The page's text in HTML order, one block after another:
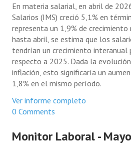
En materia salarial, en abril de
Salarios (IMS) creció 5,1% en
representa un 1,9% de crecimiento
hasta abril, se estima que los
tendrían un crecimiento interanual
respecto a 2025. Dada la
inflación, esto significaría un
1,8% en el mismo período.
Ver informe completo
0 Comments
Monitor Laboral -